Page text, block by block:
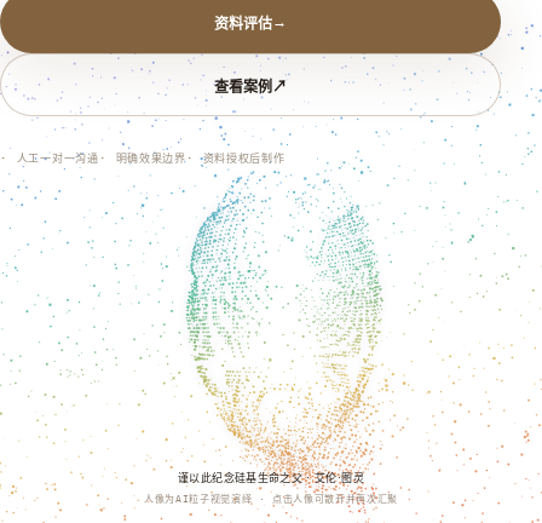
资料评估→
查看案例 ↗
人工一对一沟通 明确效果边界 资料授权后制作
谨以此纪念硅基生命之父 · 艾伦·图灵
人像为AI粒子视觉演绎 · 点击人像可散开并再次汇聚